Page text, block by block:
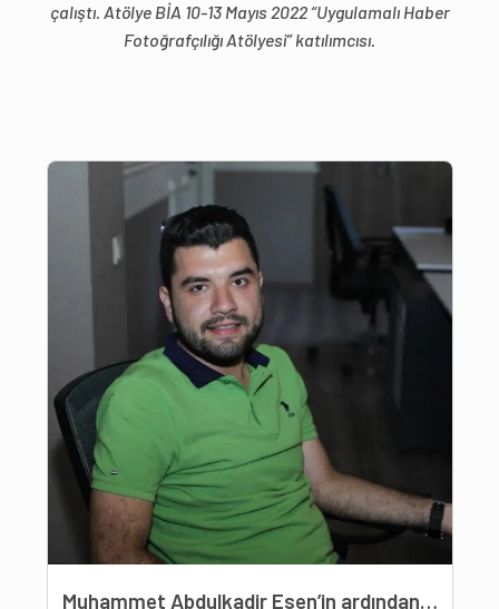
çalıştı. Atölye BİA 10-13 Mayıs 2022 “Uygulamalı Haber
Fotoğrafçılığı Atölyesi” katılımcısı.
Muhammet Abdulkadir Esen’in ardından…